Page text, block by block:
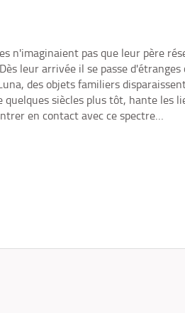
n'imaginaient pas que leur père
leur arrivée il se passe d'étranges
des objets familiers
siècles plus tôt, hante les
en contact avec ce spectre…